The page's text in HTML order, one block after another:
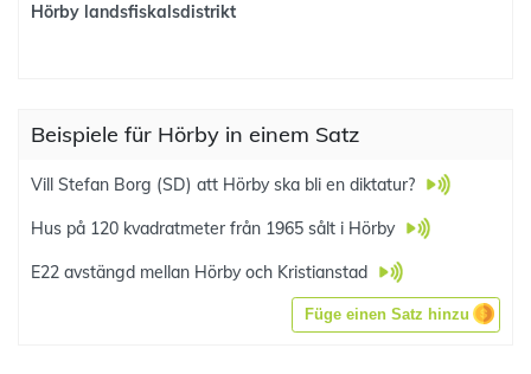
Hörby landsfiskalsdistrikt
Beispiele für Hörby in einem Satz
Vill Stefan Borg (SD) att Hörby ska bli en diktatur?
Hus på 120 kvadratmeter från 1965 sålt i Hörby
E22 avstängd mellan Hörby och Kristianstad
Füge einen Satz hinzu